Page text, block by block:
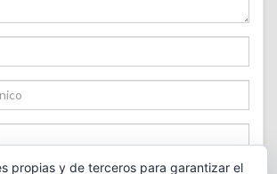
propias y de terceros para garantizar el